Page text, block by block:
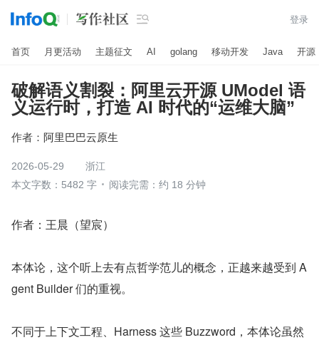
 登录
首页 月更活动 主题征文 AI golang 移动开发 Java 开源
破解语义割裂：阿里云开源 UModel 语
义运行时，打造 AI 时代的“运维大脑”
作者： 阿里巴巴云原生
2026-05-29
浙江
本文字数：5482 字
阅读完需：约 18 分钟
作者：王晨（望宸）
本体论，这个听上去有点哲学范儿的概念，正越来越受到 A
gent Builder 们的重视。
不同于上下文工程、Harness 这些 Buzzword，本体论虽然